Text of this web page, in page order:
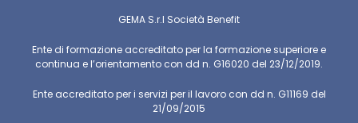
GEMA S.r.l Società Benefit
Ente di formazione accreditato per la formazione superiore e
continua e l’orientamento con dd n. G16020 del 23/12/2019.
Ente accreditato per i servizi per il lavoro con dd n. G11169 del
21/09/2015